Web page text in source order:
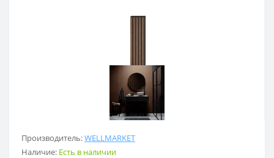
Производитель:WELLMARKET
Наличие: Есть в наличии